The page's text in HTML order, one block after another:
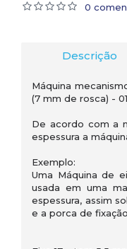
0
Descrição
Máquina
(7 mm de rosca) -
De acordo com a
espessura a
Exemplo:
Uma Máquina de
usada em uma
espessura, assim
e a porca de